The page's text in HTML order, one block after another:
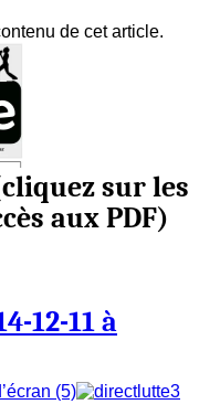
de cet article.
sur les
aux PDF)